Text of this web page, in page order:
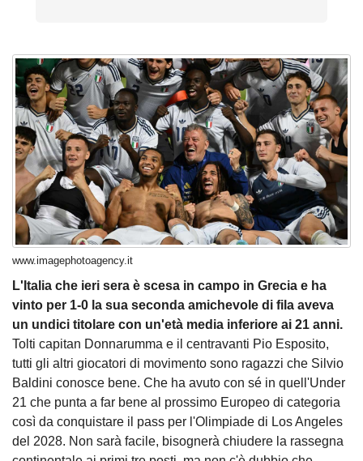
www.imagephotoagency.it
L'Italia che ieri sera è scesa in campo in Grecia e ha
vinto per 1-0 la sua seconda amichevole di fila aveva
un undici titolare con un'età media inferiore ai 21 anni.
Tolti capitan Donnarumma e il centravanti Pio Esposito,
tutti gli altri giocatori di movimento sono ragazzi che Silvio
Baldini conosce bene. Che ha avuto con sé in quell'Under
21 che punta a far bene al prossimo Europeo di categoria
così da conquistare il pass per l'Olimpiade di Los Angeles
del 2028. Non sarà facile, bisognerà chiudere la rassegna